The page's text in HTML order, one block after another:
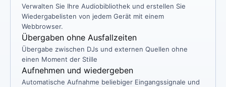
Verwalten Sie Ihre Audiobibliothek und erstellen Sie
Wiedergabelisten von jedem Gerät mit einem
Webbrowser.
Übergaben ohne Ausfallzeiten
Übergabe zwischen DJs und externen Quellen ohne
einen Moment der Stille
Aufnehmen und wiedergeben
Automatische Aufnahme beliebiger Eingangssignale und